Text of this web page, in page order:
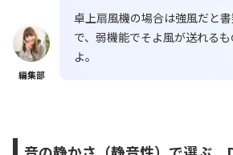
編集部
卓上扇風機の場合は強風だと
で、弱機能でそよ風が送れる
よ。